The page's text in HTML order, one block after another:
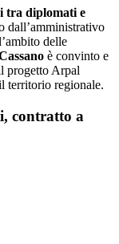
tra diplomati e
dall’amministrativo
delle
è convinto e
progetto Arpal
territorio regionale.
contratto a